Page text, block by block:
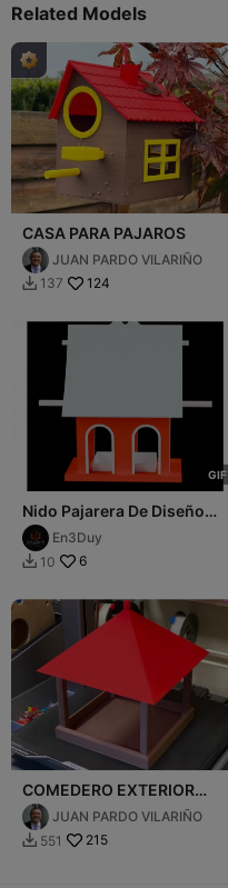
Related Models
CASA PARA PAJAROS
JUAN PARDO VILARIÑO
 137 124
GIF
Nido Pajarera De Diseño
Para Exterior Refugio Aves
En3Duy
 10 6
COMEDERO EXTERIOR
PARA PAJAROS
JUAN PARDO VILARIÑO
 551 215